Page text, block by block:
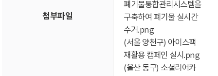
첨부파일
폐기물통합관리시스템을
구축하여 폐기물 실시간
수거.png
(서울 양천구) 아이스팩
재활용 캠페인 실시.png
(울산 동구) 소셜리어카